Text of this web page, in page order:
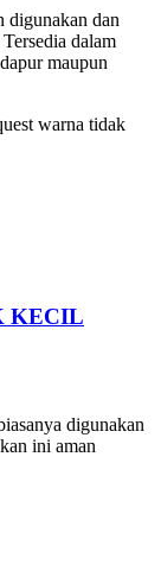
digunakan dan
dalam
maupun
warna tidak
KECIL
digunakan
ini aman